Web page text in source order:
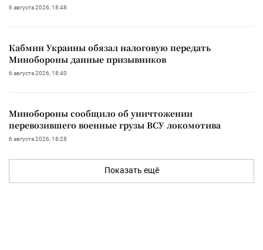
6 августа 2026, 18:48
Кабмин Украины обязал налоговую передать
Минобороны данные призывников
6 августа 2026, 18:40
Минобороны сообщило об уничтожении
перевозившего военные грузы ВСУ локомотива
6 августа 2026, 18:28
Показать ещё